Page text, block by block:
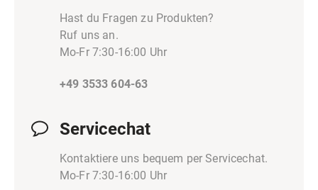
Hast du Fragen zu Produkten?
Ruf uns an.
Mo-Fr 7:30-16:00 Uhr
+49 3533 604-63
Servicechat
Kontaktiere uns bequem per Servicechat.
Mo-Fr 7:30-16:00 Uhr